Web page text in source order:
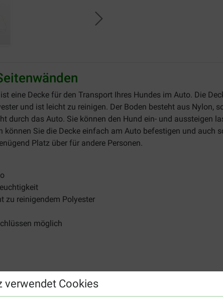
verwendet Cookies
ist eine Decke für den Transport Ihres Hundes im Auto. Die
und ist leicht zu reinigen. Der Boden besteht aus Nylon,
durch das Auto. Sie können den Hund ein- und aussteigen
Sie die Decke einfach am Auto befestigen und auch
Platz über für andere Personen.
zu reinigendem Polyester
möglich
zu günstigen Preisen. Legen Sie jetzt Ihre Trixie Kleine